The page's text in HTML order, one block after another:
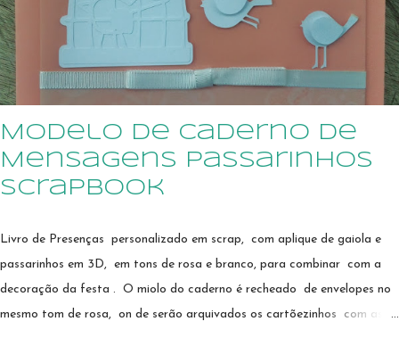
Modelo de Caderno de
Mensagens passarinhos
scrapbook
Livro de Presenças personalizado em scrap, com aplique de gaiola e
passarinhos em 3D, em tons de rosa e branco, para combinar com a
decoração da festa . O miolo do caderno é recheado de envelopes no
mesmo tom de rosa, on de serão arquivados os cartõezinhos com as